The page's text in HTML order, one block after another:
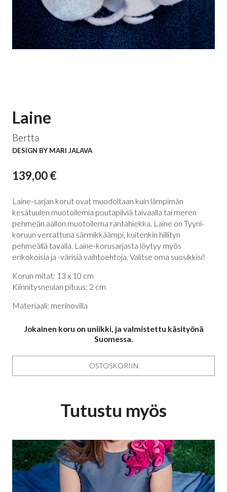
Laine
Bertta
DESIGN BY MARI JALAVA
139,00 €
Laine-sarjan korut ovat muodoltaan kuin lämpimän
kesätuulen muotoilemia poutapilviä taivaalla tai meren
pehmeän aallon muotoilema rantahiekka. Laine on Tyyni-
koruun verrattuna särmikkäämpi, kuitenkin hillityn
pehmeällä tavalla. Laine-korusarjasta löytyy myös
erikokoisia ja -värisiä vaihtoehtoja. Valitse oma suosikkisi!
Korun mitat: 13 x 10 cm
Kiinnitysneulan pituus: 2 cm
Materiaali: merinovilla
Jokainen koru on uniikki, ja valmistettu käsityönä
Suomessa.
OSTOSKORIIN
Tutustu myös